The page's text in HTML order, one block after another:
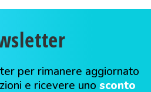
per rimanere aggiornato
e ricevere uno sconto